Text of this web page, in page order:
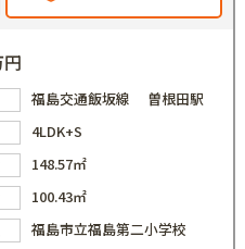
福島交通飯坂線 曽根田駅
4LDK+S
148.57㎡
100.43㎡
福島市立福島第二小学校